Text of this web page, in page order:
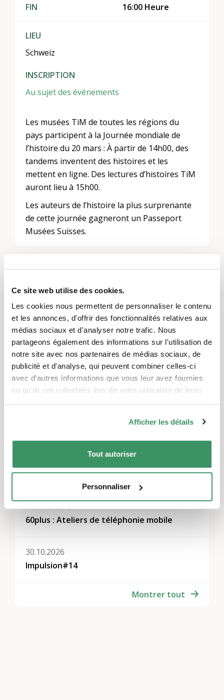
Ce site web utilise des cookies.
Les cookies nous permettent de personnaliser le contenu
et les annonces, d'offrir des fonctionnalités relatives aux
médias sociaux et d'analyser notre trafic. Nous
partageons également des informations sur l'utilisation de
notre site avec nos partenaires de médias sociaux, de
publicité et d'analyse, qui peuvent combiner celles-ci
avec d'autres informations que vous leur avez fournies
ou qu'ils ont collectées lors de votre utilisation de leurs
Afficher les détails
Tout autoriser
Personnaliser
Thèmes
Participation, intégration et inclusion,L’engagement
d’utilité publique,Culture et arts
Autres événements
06.09.2026
60plus : Ateliers de téléphonie mobile
30.10.2026
Impulsion#14
Montrer tout
FIN
16:00 Heure
LIEU
Schweiz
INSCRIPTION
Au sujet des événements
Les musées TiM de toutes les régions du
pays participent à la Journée mondiale de
l’histoire du 20 mars : À partir de 14h00, des
tandems inventent des histoires et les
mettent en ligne. Des lectures d’histoires TiM
auront lieu à 15h00.
Les auteurs de l’histoire la plus surprenante
de cette journée gagneront un Passeport
Musées Suisses.
commentaire.